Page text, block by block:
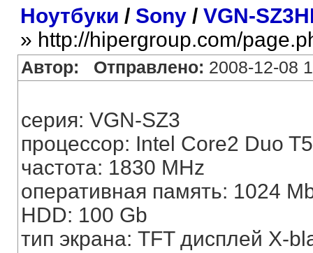
Ноутбуки / Sony/ VGN-
» http://hipergroup.com/
Автор: Отправлено: 2008-12-08
серия: VGN-SZ3
процессор: Intel Core2 Duo
частота: 1830 MHz
оперативная память: 1024
HDD: 100 Gb
тип экрана: TFT дисплей X-